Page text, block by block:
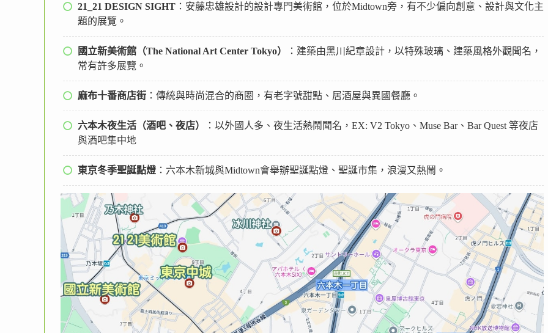
21_21 DESIGN SIGHT ：安藤忠雄設計的設計專門美術館，位於Midtown旁，有不少偏向創意、設計與文化主
題的展覽。
國立新美術館（The National Art Center Tokyo）
：建築由黑川紀章設計，以特殊玻璃、建築風格外觀聞名，
常有許多展覽。
麻布十番商店街 ：傳統與時尚混合的商圈，有老字號甜點、居酒屋與異國餐廳。
六本木夜生活（酒吧、夜店）
：以外國人多、夜生活熱鬧聞名，EX: V2 Tokyo、Muse Bar、Bar Quest 等夜店
與酒吧集中地
東京冬季聖誕點燈：六本木新城與Midtown會舉辦聖誕點燈、聖誕市集，浪漫又熱鬧。